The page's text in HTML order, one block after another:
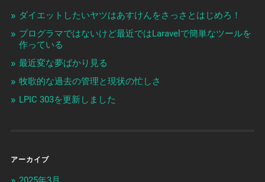
ダイエットしたいヤツはあすけんをさっさとはじめろ！
プログラマではないけど最近ではLaravelで簡単なツールを
作っている
最近変な夢ばかり見る
牧歌的な過去の管理と現状の忙しさ
LPIC 303を更新しました
アーカイブ